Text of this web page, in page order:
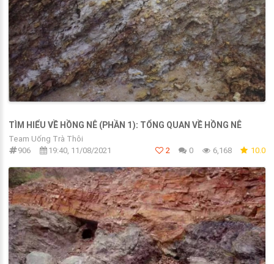
TÌM HIỂU VỀ HỒNG NÊ (PHẦN 1): TỔNG QUAN VỀ HỒNG NÊ
Team Uống Trà Thôi
906
19:40, 11/08/2021 2 0 6,168 10.0